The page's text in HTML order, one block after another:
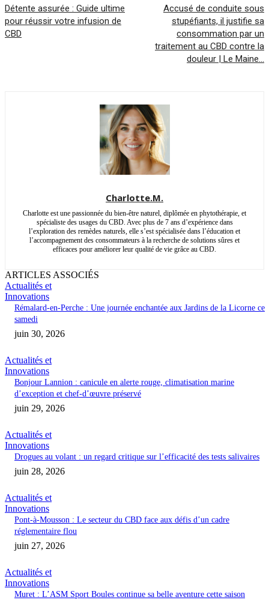
Détente assurée : Guide ultime
pour réussir votre infusion de
CBD
Accusé de conduite sous
stupéfiants, il justifie sa
consommation par un
traitement au CBD contre la
douleur | Le Maine…
Charlotte.M.
Charlotte est une passionnée du bien-être naturel, diplômée en phytothérapie, et
spécialiste des usages du CBD. Avec plus de 7 ans d’expérience dans
l’exploration des remèdes naturels, elle s’est spécialisée dans l’éducation et
l’accompagnement des consommateurs à la recherche de solutions sûres et
efficaces pour améliorer leur qualité de vie grâce au CBD.
ARTICLES ASSOCIÉS
Actualités et
Innovations
Rémalard-en-Perche : Une journée enchantée aux Jardins de la Licorne ce
samedi
juin 30, 2026
Actualités et
Innovations
Bonjour Lannion : canicule en alerte rouge, climatisation marine
d’exception et chef-d’œuvre préservé
juin 29, 2026
Actualités et
Innovations
Drogues au volant : un regard critique sur l’efficacité des tests salivaires
juin 28, 2026
Actualités et
Innovations
Pont-à-Mousson : Le secteur du CBD face aux défis d’un cadre
réglementaire flou
juin 27, 2026
Actualités et
Innovations
Muret : L’ASM Sport Boules continue sa belle aventure cette saison